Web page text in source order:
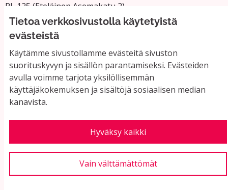
Tietoa verkkosivustolla käytetyistä
evästeistä
Käytämme sivustollamme evästeitä sivuston
suorituskyvyn ja sisällön parantamiseksi. Evästeiden
avulla voimme tarjota yksilöllisemmän
käyttäjäkokemuksen ja sisältöjä sosiaalisen median
kanavista.
Hyväksy kaikki
Vain välttämättömät
PL 125 (Eteläinen Asemakatu 2)
11101 Riihimäki
Vaihde: 019 758 4000
Sähköpostiosoitteet:
etunimi.sukunimi@riihimaki.fi
Yhteystiedot ja usein kysyttyä
Käyttöehdot
Evästeasetukset